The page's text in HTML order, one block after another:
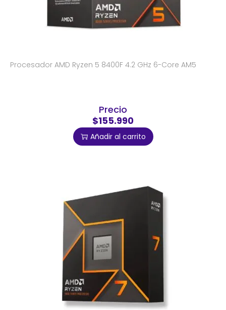
Procesador AMD Ryzen 5 8400F 4.2 GHz 6-Core AM5
Precio
$155.990
Añadir al carrito